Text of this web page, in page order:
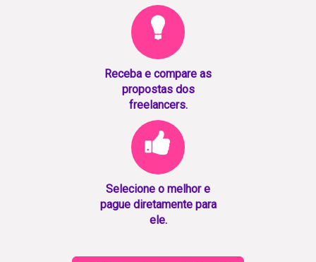
Receba e compare as
propostas dos
freelancers.
Selecione o melhor e
pague diretamente para
ele.